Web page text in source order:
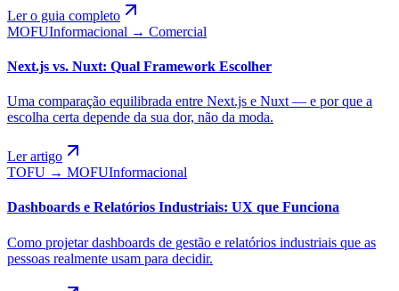
Ler o guia completo
MOFUInformacional → Comercial
Next.js vs. Nuxt: Qual Framework Escolher
Uma comparação equilibrada entre Next.js e Nuxt — e por que a
escolha certa depende da sua dor, não da moda.
Ler artigo
TOFU → MOFUInformacional
Dashboards e Relatórios Industriais: UX que Funciona
Como projetar dashboards de gestão e relatórios industriais que as
pessoas realmente usam para decidir.